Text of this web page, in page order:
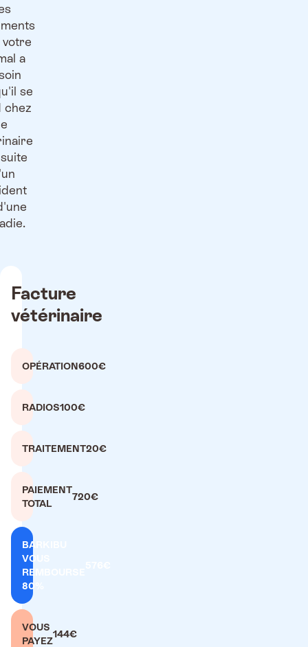
a
se
chez
Facture
vétérinaire
OPÉRATION600€
RADIOS100€
TRAITEMENT20€
PAIEMENT
TOTAL
720€
BARKIBU
VOUS
REMBOURSE
80%
VOUS
PAYEZ
144€